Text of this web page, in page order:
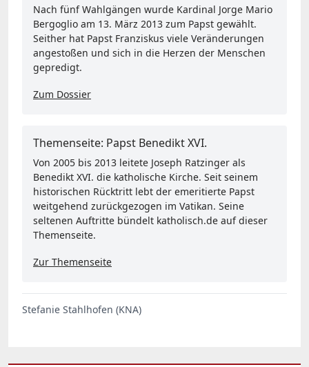
Nach fünf Wahlgängen wurde Kardinal Jorge Mario
Bergoglio am 13. März 2013 zum Papst gewählt.
Seither hat Papst Franziskus viele Veränderungen
angestoßen und sich in die Herzen der Menschen
gepredigt.
Zum Dossier
Themenseite: Papst Benedikt XVI.
Von 2005 bis 2013 leitete Joseph Ratzinger als
Benedikt XVI. die katholische Kirche. Seit seinem
historischen Rücktritt lebt der emeritierte Papst
weitgehend zurückgezogen im Vatikan. Seine
seltenen Auftritte bündelt katholisch.de auf dieser
Themenseite.
Zur Themenseite
Stefanie Stahlhofen (KNA)